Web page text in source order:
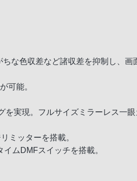
な色収差など諸収差を抑制し、画
可能。
実現。フルサイズミラーレス一
ミッターを搭載。
ムDMFスイッチを搭載。